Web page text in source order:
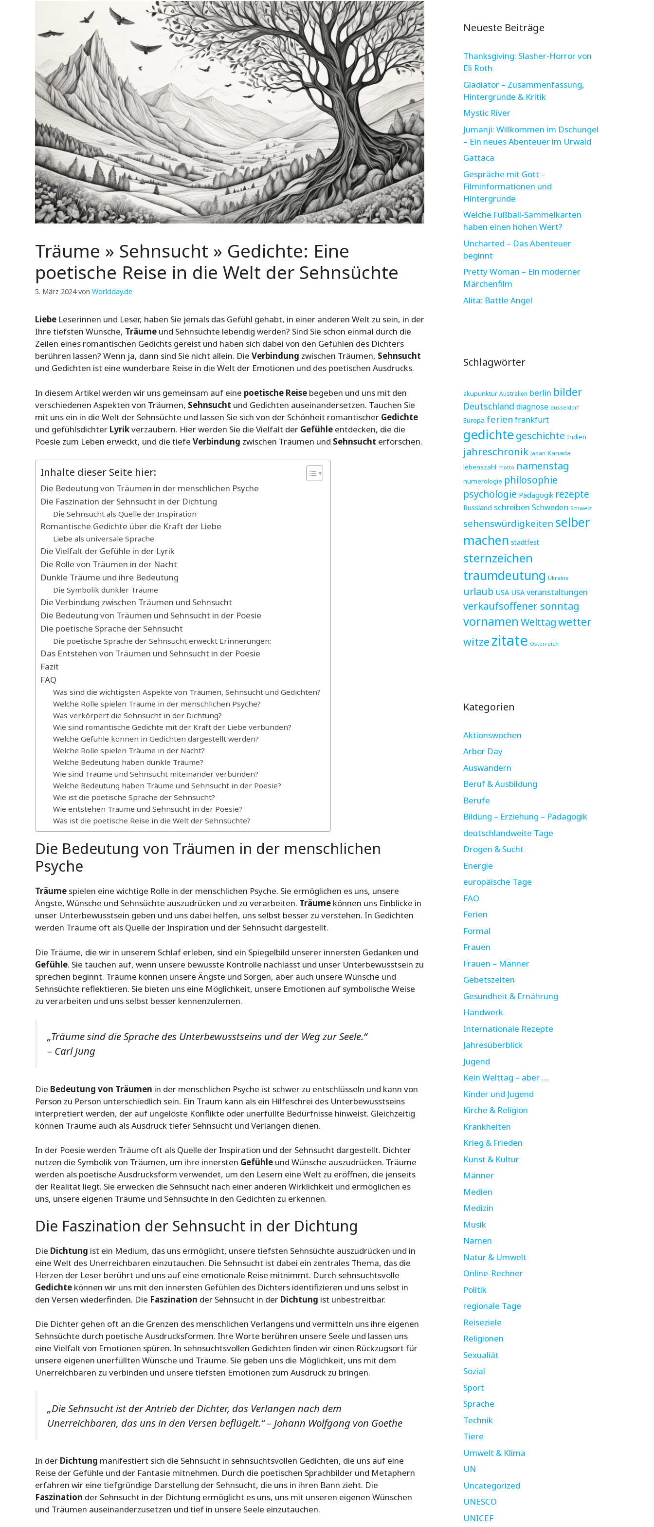
Träume » Sehnsucht » Gedichte: Eine
poetische Reise in die Welt der Sehnsüchte
5. März 2024 von Worldday.de
Liebe Leserinnen und Leser, haben Sie jemals das Gefühl gehabt, in einer anderen Welt zu sein, in der
Ihre tiefsten Wünsche, Träume und Sehnsüchte lebendig werden? Sind Sie schon einmal durch die
Zeilen eines romantischen Gedichts gereist und haben sich dabei von den Gefühlen des Dichters
berühren lassen? Wenn ja, dann sind Sie nicht allein. Die Verbindung zwischen Träumen, Sehnsucht
und Gedichten ist eine wunderbare Reise in die Welt der Emotionen und des poetischen Ausdrucks.
In diesem Artikel werden wir uns gemeinsam auf eine poetische Reise begeben und uns mit den
verschiedenen Aspekten von Träumen, Sehnsucht und Gedichten auseinandersetzen. Tauchen Sie
mit uns ein in die Welt der Sehnsüchte und lassen Sie sich von der Schönheit romantischer Gedichte
und gefühlsdichter Lyrikverzaubern. Hier werden Sie die Vielfalt der Gefühle entdecken, die die
Poesie zum Leben erweckt, und die tiefe Verbindung zwischen Träumen und Sehnsucht erforschen.
Inhalte dieser Seite hier:
Die Bedeutung von Träumen in der menschlichen Psyche
Die Faszination der Sehnsucht in der Dichtung
Die Sehnsucht als Quelle der Inspiration
Romantische Gedichte über die Kraft der Liebe
Liebe als universale Sprache
Die Vielfalt der Gefühle in der Lyrik
Die Rolle von Träumen in der Nacht
Dunkle Träume und ihre Bedeutung
Die Symbolik dunkler Träume
Die Verbindung zwischen Träumen und Sehnsucht
Die Bedeutung von Träumen und Sehnsucht in der Poesie
Die poetische Sprache der Sehnsucht
Die poetische Sprache der Sehnsucht erweckt Erinnerungen:
Das Entstehen von Träumen und Sehnsucht in der Poesie
Fazit
FAQ
Was sind die wichtigsten Aspekte von Träumen, Sehnsucht und Gedichten?
Welche Rolle spielen Träume in der menschlichen Psyche?
Was verkörpert die Sehnsucht in der Dichtung?
Wie sind romantische Gedichte mit der Kraft der Liebe verbunden?
Welche Gefühle können in Gedichten dargestellt werden?
Welche Rolle spielen Träume in der Nacht?
Welche Bedeutung haben dunkle Träume?
Wie sind Träume und Sehnsucht miteinander verbunden?
Welche Bedeutung haben Träume und Sehnsucht in der Poesie?
Wie ist die poetische Sprache der Sehnsucht?
Wie entstehen Träume und Sehnsucht in der Poesie?
Was ist die poetische Reise in die Welt der Sehnsüchte?
Die Bedeutung von Träumen in der menschlichen
Psyche
Träume spielen eine wichtige Rolle in der menschlichen Psyche. Sie ermöglichen es uns, unsere
Ängste, Wünsche und Sehnsüchte auszudrücken und zu verarbeiten. Träume können uns Einblicke in
unser Unterbewusstsein geben und uns dabei helfen, uns selbst besser zu verstehen. In Gedichten
werden Träume oft als Quelle der Inspiration und der Sehnsucht dargestellt.
Die Träume, die wir in unserem Schlaf erleben, sind ein Spiegelbild unserer innersten Gedanken und
Gefühle. Sie tauchen auf, wenn unsere bewusste Kontrolle nachlässt und unser Unterbewusstsein zu
sprechen beginnt. Träume können unsere Ängste und Sorgen, aber auch unsere Wünsche und
Sehnsüchte reflektieren. Sie bieten uns eine Möglichkeit, unsere Emotionen auf symbolische Weise
zu verarbeiten und uns selbst besser kennenzulernen.
„Träume sind die Sprache des Unterbewusstseins und der Weg zur Seele.“
– Carl Jung
Die Bedeutung von Träumen in der menschlichen Psyche ist schwer zu entschlüsseln und kann von
Person zu Person unterschiedlich sein. Ein Traum kann als ein Hilfeschrei des Unterbewusstseins
interpretiert werden, der auf ungelöste Konflikte oder unerfüllte Bedürfnisse hinweist. Gleichzeitig
können Träume auch als Ausdruck tiefer Sehnsucht und Verlangen dienen.
In der Poesie werden Träume oft als Quelle der Inspiration und der Sehnsucht dargestellt. Dichter
nutzen die Symbolik von Träumen, um ihre innersten Gefühle und Wünsche auszudrücken. Träume
werden als poetische Ausdrucksform verwendet, um den Lesern eine Welt zu eröffnen, die jenseits
der Realität liegt. Sie erwecken die Sehnsucht nach einer anderen Wirklichkeit und ermöglichen es
uns, unsere eigenen Träume und Sehnsüchte in den Gedichten zu erkennen.
Die Faszination der Sehnsucht in der Dichtung
Die Dichtung ist ein Medium, das uns ermöglicht, unsere tiefsten Sehnsüchte auszudrücken und in
eine Welt des Unerreichbaren einzutauchen. Die Sehnsucht ist dabei ein zentrales Thema, das die
Herzen der Leser berührt und uns auf eine emotionale Reise mitnimmt. Durch sehnsuchtsvolle
Gedichte können wir uns mit den innersten Gefühlen des Dichters identifizieren und uns selbst in
den Versen wiederfinden. Die Faszination der Sehnsucht in der Dichtung ist unbestreitbar.
Die Dichter gehen oft an die Grenzen des menschlichen Verlangens und vermitteln uns ihre eigenen
Sehnsüchte durch poetische Ausdrucksformen. Ihre Worte berühren unsere Seele und lassen uns
eine Vielfalt von Emotionen spüren. In sehnsuchtsvollen Gedichten finden wir einen Rückzugsort für
unsere eigenen unerfüllten Wünsche und Träume. Sie geben uns die Möglichkeit, uns mit dem
Unerreichbaren zu verbinden und unsere tiefsten Emotionen zum Ausdruck zu bringen.
„Die Sehnsucht ist der Antrieb der Dichter, das Verlangen nach dem
Unerreichbaren, das uns in den Versen beflügelt.“ – Johann Wolfgang von Goethe
In der Dichtung manifestiert sich die Sehnsucht in sehnsuchtsvollen Gedichten, die uns auf eine
Reise der Gefühle und der Fantasie mitnehmen. Durch die poetischen Sprachbilder und Metaphern
erfahren wir eine tiefgründige Darstellung der Sehnsucht, die uns in ihren Bann zieht. Die
Faszination der Sehnsucht in der Dichtung ermöglicht es uns, uns mit unseren eigenen Wünschen
und Träumen auseinanderzusetzen und tief in unsere Seele einzutauchen.
Neueste Beiträge
Thanksgiving: Slasher-Horror von
Eli Roth
Gladiator – Zusammenfassung,
Hintergründe & Kritik
Mystic River
Jumanji: Willkommen im Dschungel
– Ein neues Abenteuer im Urwald
Gattaca
Gespräche mit Gott –
Filminformationen und
Hintergründe
Welche Fußball-Sammelkarten
haben einen hohen Wert?
Uncharted – Das Abenteuer
beginnt
Pretty Woman – Ein moderner
Märchenfilm
Alita: Battle Angel
Schlagwörter
akupunktur Australien berlin bilder
Deutschland diagnose düsseldorf
Europa ferien frankfurt
gedichte geschichte Indien
jahreschronik Japan Kanada
lebenszahl motto namenstag
numerologie philosophie
psychologie Pädagogik rezepte
Russland schreiben Schweden Schweiz
sehenswürdigkeiten selber
machen stadtfest
sternzeichen
traumdeutung Ukraine
urlaub USA USA veranstaltungen
verkaufsoffener sonntag
vornamen Welttagwetter
witze zitate Österreich
Kategorien
Aktionswochen
Arbor Day
Auswandern
Beruf & Ausbildung
Berufe
Bildung – Erziehung – Pädagogik
deutschlandweite Tage
Drogen & Sucht
Energie
europäische Tage
FAO
Ferien
Formal
Frauen
Frauen – Männer
Gebetszeiten
Gesundheit & Ernährung
Handwerk
Internationale Rezepte
Jahresüberblick
Jugend
Kein Welttag – aber …
Kinder und Jugend
Kirche & Religion
Krankheiten
Krieg & Frieden
Kunst & Kultur
Männer
Medien
Medizin
Musik
Namen
Natur & Umwelt
Online-Rechner
Politik
regionale Tage
Reiseziele
Religionen
Sexualiät
Sozial
Sport
Sprache
Technik
Tiere
Umwelt & Klima
UN
Uncategorized
UNESCO
UNICEF